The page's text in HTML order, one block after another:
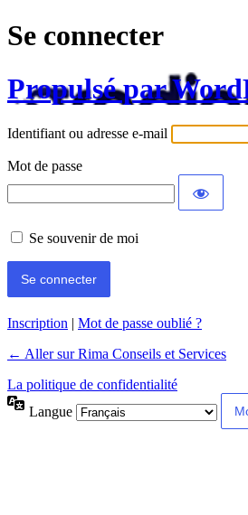
Se connecter
Propulsé par
Identifiant ou adresse e-mail
Mot de passe
Se souvenir de moi
Inscription | Mot de passe oublié ?
← Aller sur Rima Conseils et Services
La politique de confidentialité
Langue